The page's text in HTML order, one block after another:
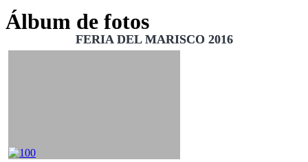
Álbum de fotos
FERIA DEL MARISCO 2016